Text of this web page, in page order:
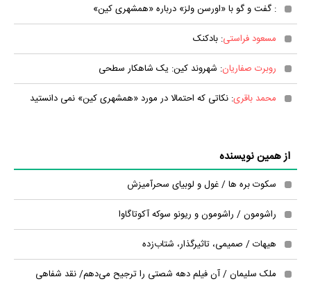
: گفت و گو با «اورسن ولز» درباره «همشهری كین»
مسعود فراستی: بادکنک
روبرت صفاریان: شهروند کین: یک شاهکار سطحی
محمد باقری: نکاتی که احتمالا در مورد «همشهری کین» نمی دانستید
از همین نویسنده
سکوت بره ها / غول و لوبیای سحرآمیزش
راشومون / راشومون و ریونو سوكه آكوتاگاوا
هیهات / صمیمی، تاثیرگذار، شتاب‌زده
ملک سلیمان / آن فیلم دهه شصتی را ترجیح می‌دهم/ نقد شفاهی